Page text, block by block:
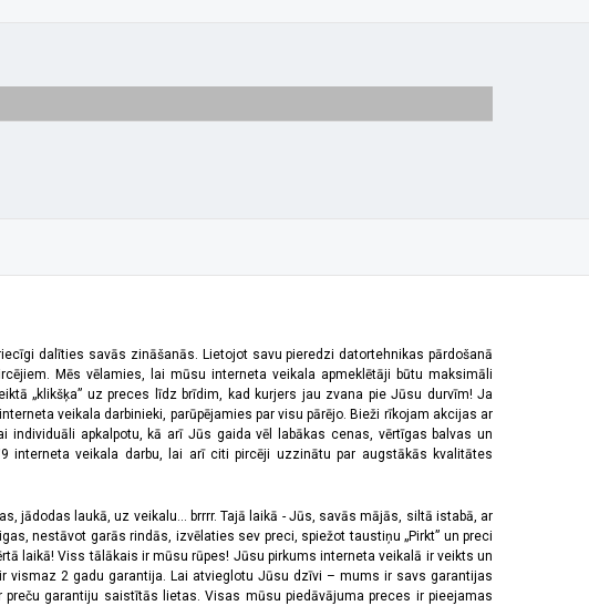
dalīties savās zināšanās. Lietojot savu pieredzi datortehnikas pārdošanā
Mēs vēlamies, lai mūsu interneta veikala apmeklētāji būtu maksimāli
„klikšķa” uz preces līdz brīdim, kad kurjers jau zvana pie Jūsu durvīm! Ja
veikala darbinieki, parūpējamies par visu pārējo. Bieži rīkojam akcijas ar
apkalpotu, kā arī Jūs gaida vēl labākas cenas, vērtīgas balvas un
veikala darbu, lai arī citi pircēji uzzinātu par augstākās kvalitātes
jādodas laukā, uz veikalu... brrrr. Tajā laikā - Jūs, savās mājās, siltā istabā, ar
nestāvot garās rindās, izvēlaties sev preci, spiežot taustiņu „Pirkt” un preci
laikā! Viss tālākais ir mūsu rūpes! Jūsu pirkums interneta veikalā ir veikts un
vismaz 2 gadu garantija. Lai atvieglotu Jūsu dzīvi – mums ir savs garantijas
garantiju saistītās lietas. Visas mūsu piedāvājuma preces ir pieejamas